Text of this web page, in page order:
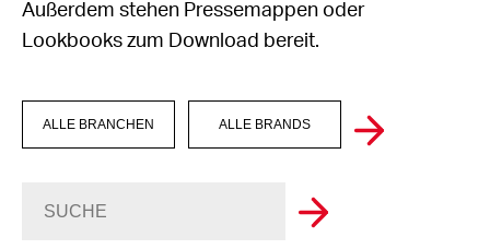
Außerdem stehen Pressemappen oder
Lookbooks zum Download bereit.
ALLE BRANCHEN ALLE BRANDS